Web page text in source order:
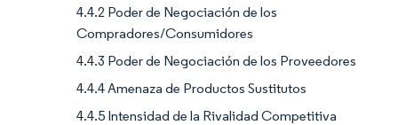
4.4.2 Poder de Negociación de los
Compradores/Consumidores
4.4.3 Poder de Negociación de los Proveedores
4.4.4 Amenaza de Productos Sustitutos
4.4.5 Intensidad de la Rivalidad Competitiva